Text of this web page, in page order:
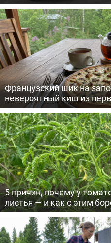
Французский шик на
невероятный киш из
5 причин, почему у
листья — и как с этим